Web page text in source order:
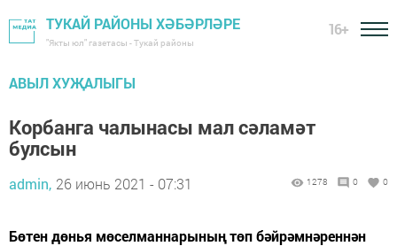
ТУКАЙ РАЙОНЫ ХӘБӘРЛӘРЕ
"Якты юл" газетасы - Тукай районы
16+
АВЫЛ ХУҖАЛЫГЫ
Корбанга чалынасы мал сәламәт
булсын
admin, 26 июнь 2021 - 07:31 1278 0 0
Бөтен дөнья мөселманнарының төп бәйрәмнәреннән